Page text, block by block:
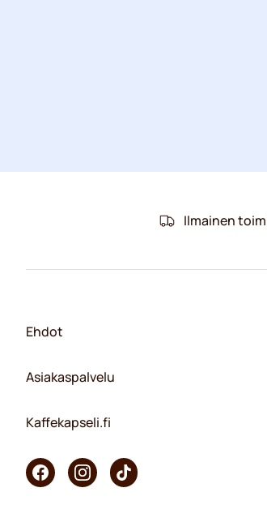
Ilmainen
Ehdot
Asiakaspalvelu
Kaffekapseli.fi